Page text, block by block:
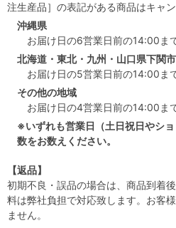
注生産品］の表記がある商品はキャン
沖縄県
お届け日の6営業日前の14:00ま
北海道・東北・九州・山口県下関市
お届け日の5営業日前の14:00ま
その他の地域
お届け日の4営業日前の14:00ま
※いずれも営業日（土日祝日やシ
数をお数えください。
【返品】
初期不良・誤品の場合は、商品到着
料は弊社負担で対応致します。お客
ません。